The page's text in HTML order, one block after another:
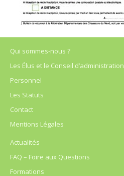
Qui sommes-nous ?
Les Élus et le Conseil d’administration
Personnel
Les Statuts
Contact
Mentions Légales
Actualités
FAQ – Foire aux Questions
Formations